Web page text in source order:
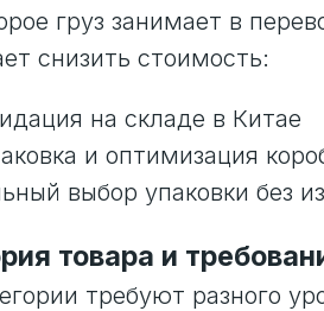
груз занимает в
снизить стоимость:
на складе в Китае
и оптимизация
выбор упаковки без
товара и
требуют разного